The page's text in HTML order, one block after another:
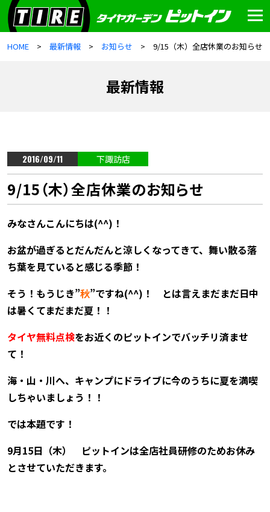
HOME 最新情報 お知らせ 9/15（木）全店休業のお知らせ
最新情報
2016/09/11 下諏訪店
9/15（木）全店休業のお知らせ
みなさんこんにちは(^^)！
お盆が過ぎるとだんだんと涼しくなってきて、舞い散る落
ち葉を見ていると感じる季節！
そう！もうじき”秋”ですね(^^)！ とは言えまだまだ日中
は暑くてまだまだ夏！！
タイヤ無料点検をお近くのピットインでバッチリ済ませ
て！
海・山・川へ、キャンプにドライブに今のうちに夏を満喫
しちゃいましょう！！
では本題です！
9月15日（木） ピットインは全店社員研修のためお休み
とさせていただきます。